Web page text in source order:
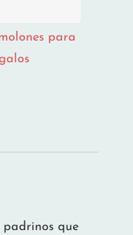
para
que